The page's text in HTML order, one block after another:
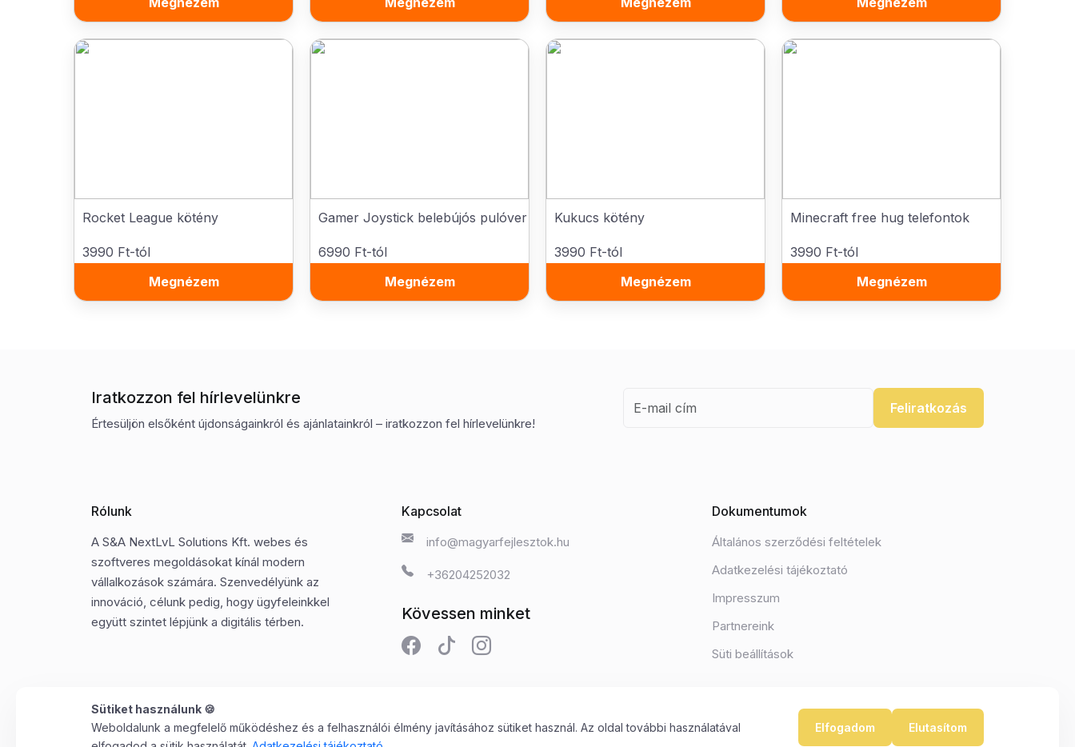
Rocket League kötény
3990 Ft-tól
Megnézem
Gamer Joystick belebújós pulóver
6990 Ft-tól
Megnézem
Kukucs kötény
3990 Ft-tól
Megnézem
Minecraft free hug telefontok
3990 Ft-tól
Megnézem
Iratkozzon fel hírlevelünkre
Értesüljön elsőként újdonságainkról és ajánlatainkról – iratkozzon fel hírlevelünkre!
Feliratkozás
Rólunk
A S&A NextLvL Solutions Kft. webes és
szoftveres megoldásokat kínál modern
vállalkozások számára. Szenvedélyünk az
innováció, célunk pedig, hogy ügyfeleinkkel
együtt szintet lépjünk a digitális térben.
Kapcsolat
info@magyarfejlesztok.hu
+36204252032
Kövessen minket
Dokumentumok
Általános szerződési feltételek
Adatkezelési tájékoztató
Impresszum
Partnereink
Süti beállítások
©2025 Minden jog fenntartva. S&A NextLvL Solutions Kft.
Sütiket használunk 🍪
Weboldalunk a megfelelő működéshez és a felhasználói élmény javításához sütiket használ. Az oldal további használatával
Elfogadom Elutasítom